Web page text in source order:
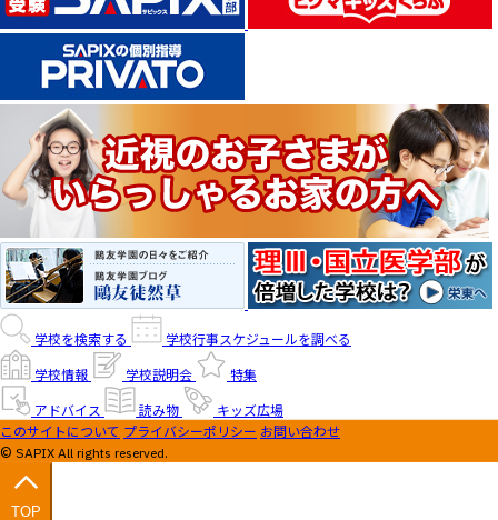
学校を検索する
学校行事スケジュールを調べる
学校情報
学校説明会
特集
アドバイス
読み物
キッズ広場
このサイトについて プライバシーポリシー お問い合わせ
© SAPIX All rights reserved.
TOP